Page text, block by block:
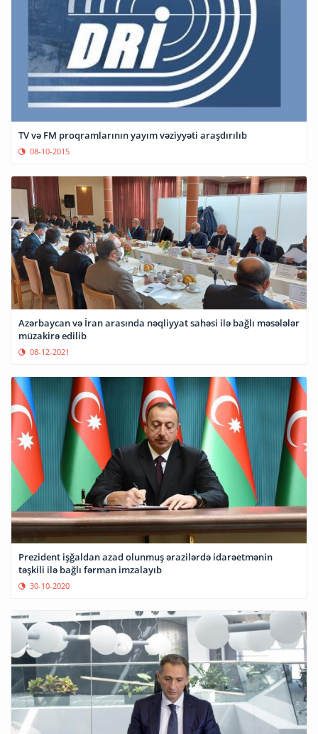
TV və FM proqramlarının yayım vəziyyəti araşdırılıb
08-10-2015
Azərbaycan və İran arasında nəqliyyat sahəsi ilə bağlı məsələlər
müzakirə edilib
08-12-2021
Prezident işğaldan azad olunmuş ərazilərdə idarəetmənin
təşkili ilə bağlı fərman imzalayıb
30-10-2020